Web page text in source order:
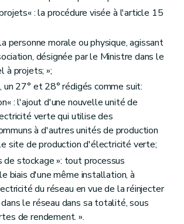
: la procédure visée à l'article 15
personne morale ou physique, agissant
désignée par le Ministre dans le
à projets; »;
un 27° et 28° rédigés comme suit:
: l'ajout d'une nouvelle unité de
verte qui utilise des
à d'autres unités de production
site de production d'électricité verte;
de stockage »: tout processus
biais d'une même installation, à
du réseau en vue de la réinjecter
le réseau dans sa totalité, sous
de rendement. ».